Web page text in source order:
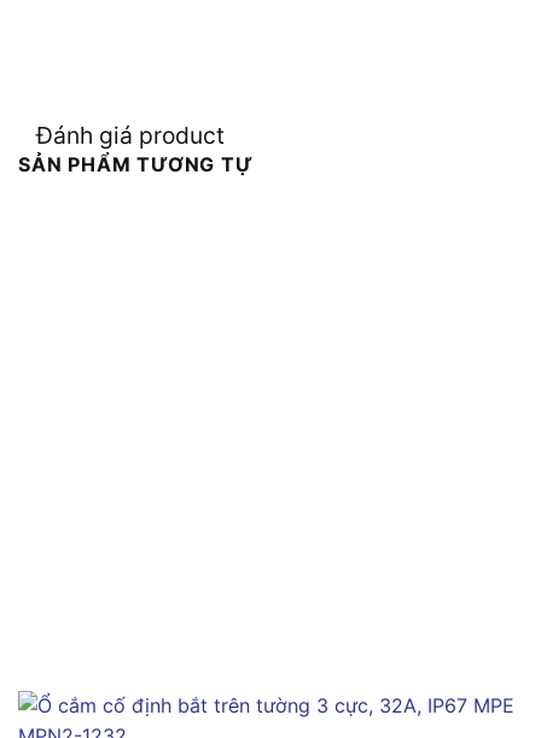
Đánh giá product
SẢN PHẨM TƯƠNG TỰ